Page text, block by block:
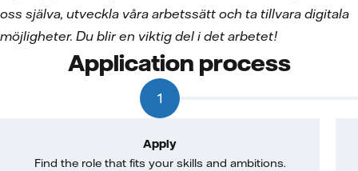
oss själva, utveckla våra arbetssätt och ta tillvara digitala
möjligheter. Du blir en viktig del i det arbetet!
Application process
1
Apply
Find the role that fits your skills and ambitions.